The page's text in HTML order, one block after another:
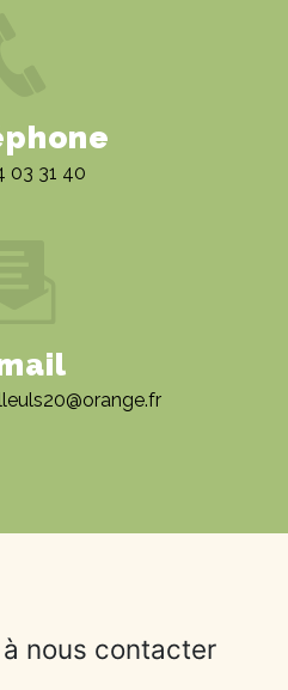
03 31 40
nous contacter